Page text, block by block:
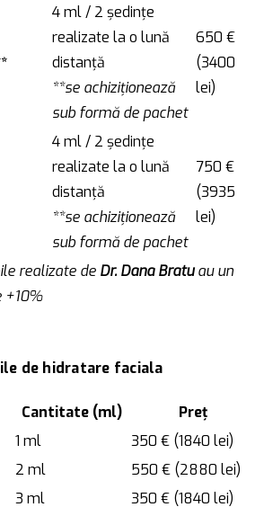
4 ml / 2 ședințe
realizate la o lună
distanță
**se achiziționează
sub formă de pachet
650 €
(3400
lei)
4 ml / 2 ședințe
realizate la o lună
distanță
**se achiziționează
sub formă de pachet
750 €
(3935
lei)
realizate de Dr. Dana Bratuau un
+10%
de hidratare faciala
Cantitate (ml)
Preț
1 ml
350 € (1840 lei)
2 ml
550 € (2880 lei)
3 ml
350 € (1840 lei)